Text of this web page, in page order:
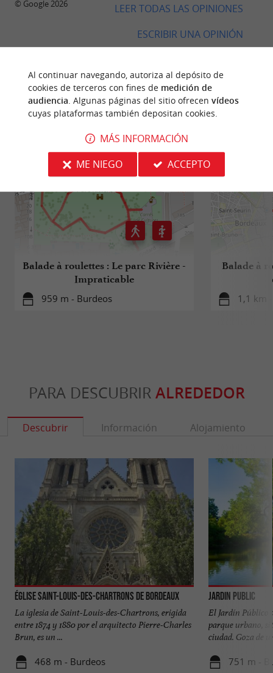
LEER TODAS LAS OPINIONES
ESCRIBIR UNA OPINIÓN
© Google 2026
CAMINATAALREDEDOR
Balade à roulettes : Le parc Rivière -
Impraticable
959 m - Burdeos
Balade à
1,1 km
PARA DESCUBRIR ALREDEDOR
Descubrir Información Alojamiento
Église Saint-Louis-des-Chartrons de Bordeaux
La iglesia de Saint-Louis-des-Chartrons, erigida
entre 1874 y 1880 por el arquitecto Pierre-Charles
Brun, es un ...
468 m - Burdeos
Jardin public
El Jardín Público
parque urbano,
ciudad. Goza de
751 m -
Al continuar navegando, autoriza al depósito de
cookies de terceros con fines de medición de
audiencia . Algunas páginas del sitio ofrecen vídeos
cuyas plataformas también depositan cookies.
MÁS INFORMACIÓN
ME NIEGO
ACCEPTO